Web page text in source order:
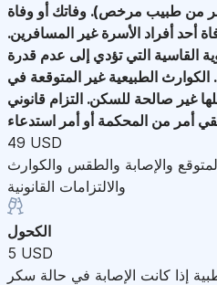
من طبيب مرخص). وفاتك أو وفاة
أحد أفراد الأسرة غير المسافرين.
القاسية التي تؤدي إلى عدم قدرة
الطبيعية غير المتوقعة في
غير صالحة للسكن. التزام قانوني
49 USD
والإصابة والطقس والكوارث
والالتزامات القانونية
الكحول
5 USD
إذا كانت الإصابة في حالة سكر